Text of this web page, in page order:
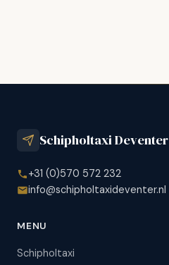
Schipholtaxi Deventer
+31 (0)570 572 232
info@schipholtaxideventer.nl
MENU
Schipholtaxi